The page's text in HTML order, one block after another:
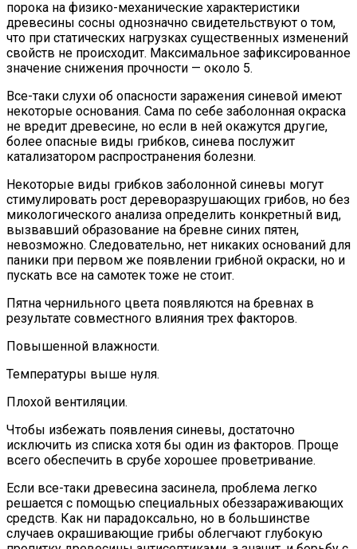
порока на физико-механические характеристики
древесины сосны однозначно свидетельствуют о том,
что при статических нагрузках существенных изменений
свойств не происходит. Максимальное зафиксированное
значение снижения прочности — около 5.
Все-таки слухи об опасности заражения синевой имеют
некоторые основания. Сама по себе заболонная окраска
не вредит древесине, но если в ней окажутся другие,
более опасные виды грибков, синева послужит
катализатором распространения болезни.
Некоторые виды грибков заболонной синевы могут
стимулировать рост дереворазрушающих грибов, но без
микологического анализа определить конкретный вид,
вызвавший образование на бревне синих пятен,
невозможно. Следовательно, нет никаких оснований для
паники при первом же появлении грибной окраски, но и
пускать все на самотек тоже не стоит.
Пятна чернильного цвета появляются на бревнах в
результате совместного влияния трех факторов.
Повышенной влажности.
Температуры выше нуля.
Плохой вентиляции.
Чтобы избежать появления синевы, достаточно
исключить из списка хотя бы один из факторов. Проще
всего обеспечить в срубе хорошее проветривание.
Если все-таки древесина засинела, проблема легко
решается с помощью специальных обеззараживающих
средств. Как ни парадоксально, но в большинстве
случаев окрашивающие грибы облегчают глубокую